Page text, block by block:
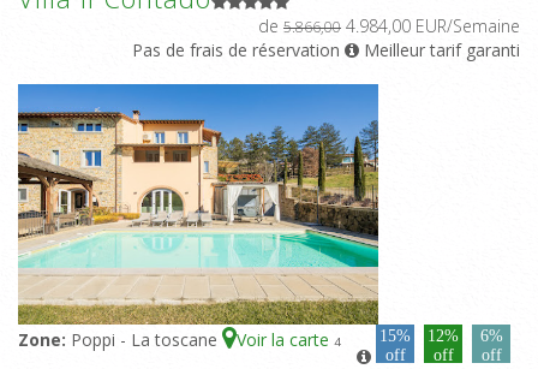
de 5.866,00 4.984,00 EUR/Semaine
Pas de frais de réservation
Meilleur tarif garanti
Zone: Poppi - La toscane Voir la carte 4
15%
off
12%
off
6%
off